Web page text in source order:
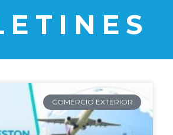
COMERCIO EXTERIOR